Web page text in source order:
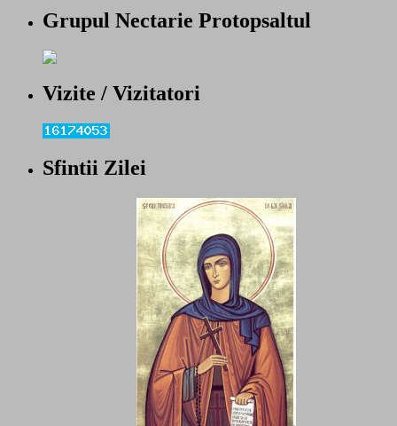
Grupul Nectarie Protopsaltul
Vizite / Vizitatori
Sfintii Zilei